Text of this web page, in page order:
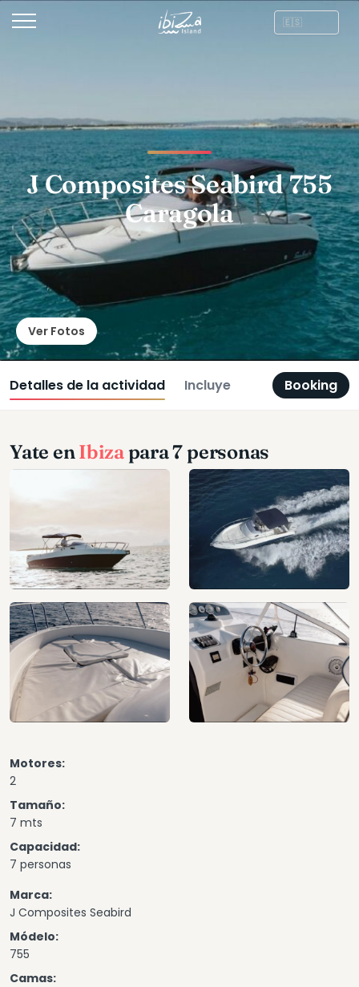
J Composites Seabird 755
Caragola
Ver Fotos
Detalles de la actividad Incluye Booking
Yate enIbizapara 7 personas
Motores:
2
Tamaño:
7 mts
Capacidad:
7 personas
Marca:
J Composites Seabird
Módelo:
755
Camas: